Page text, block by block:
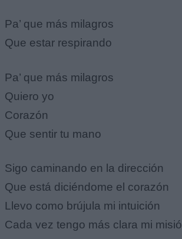
Pa’ que más milagros
Que estar respirando
Pa’ que más milagros
Quiero yo
Corazón
Que sentir tu mano
Sigo caminando en la dirección
Que está diciéndome el corazón
Llevo como brújula mi intuición
Cada vez tengo más clara mi